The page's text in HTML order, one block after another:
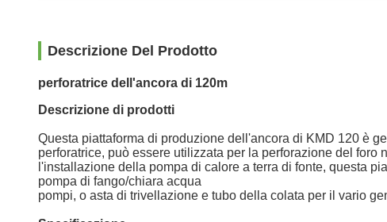
Descrizione Del Prodotto
perforatrice dell'ancora di 120m
Descrizione di prodotti
Questa piattaforma di produzione dell'ancora di KMD 120 è
perforatrice, può essere utilizzata per la perforazione del
l'installazione della pompa di calore a terra di fonte, questa
pompa di fango/chiara acqua
pompi, o asta di trivellazione e tubo della colata per il vario